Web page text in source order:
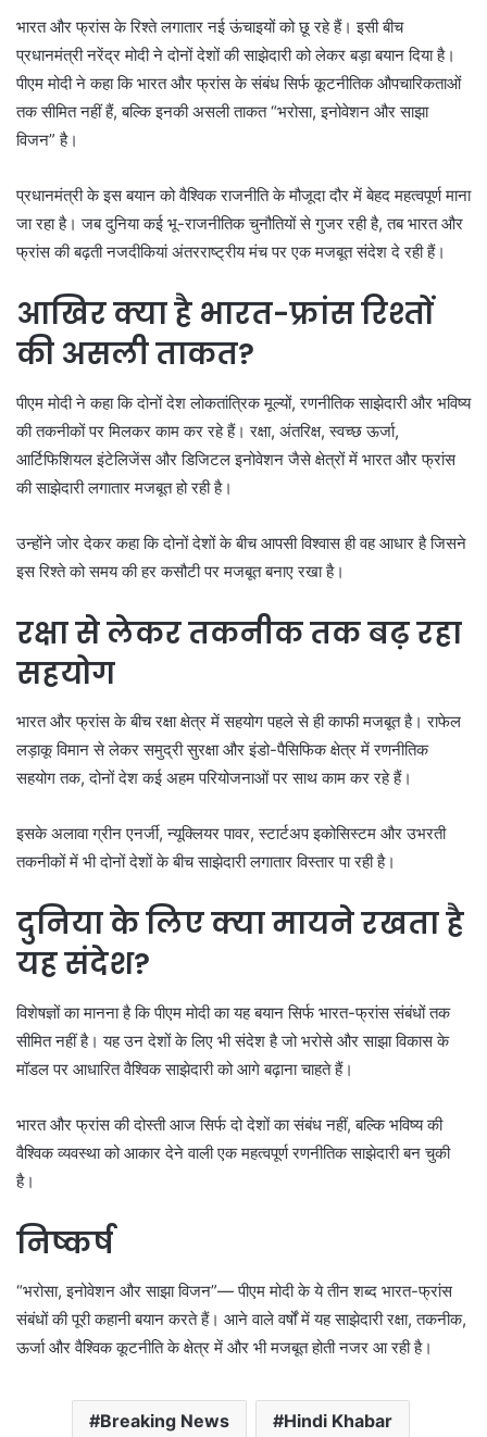
भारत और फ्रांस के रिश्ते लगातार नई ऊंचाइयों को छू रहे हैं। इसी बीच
प्रधानमंत्री नरेंद्र मोदी ने दोनों देशों की साझेदारी को लेकर बड़ा बयान दिया है।
पीएम मोदी ने कहा कि भारत और फ्रांस के संबंध सिर्फ कूटनीतिक औपचारिकताओं
तक सीमित नहीं हैं, बल्कि इनकी असली ताकत “भरोसा, इनोवेशन और साझा
विजन” है।
प्रधानमंत्री के इस बयान को वैश्विक राजनीति के मौजूदा दौर में बेहद महत्वपूर्ण माना
जा रहा है। जब दुनिया कई भू-राजनीतिक चुनौतियों से गुजर रही है, तब भारत और
फ्रांस की बढ़ती नजदीकियां अंतरराष्ट्रीय मंच पर एक मजबूत संदेश दे रही हैं।
आखिर क्या है भारत-फ्रांस रिश्तों
की असली ताकत?
पीएम मोदी ने कहा कि दोनों देश लोकतांत्रिक मूल्यों, रणनीतिक साझेदारी और भविष्य
की तकनीकों पर मिलकर काम कर रहे हैं। रक्षा, अंतरिक्ष, स्वच्छ ऊर्जा,
आर्टिफिशियल इंटेलिजेंस और डिजिटल इनोवेशन जैसे क्षेत्रों में भारत और फ्रांस
की साझेदारी लगातार मजबूत हो रही है।
उन्होंने जोर देकर कहा कि दोनों देशों के बीच आपसी विश्वास ही वह आधार है जिसने
इस रिश्ते को समय की हर कसौटी पर मजबूत बनाए रखा है।
रक्षा से लेकर तकनीक तक बढ़ रहा
सहयोग
भारत और फ्रांस के बीच रक्षा क्षेत्र में सहयोग पहले से ही काफी मजबूत है। राफेल
लड़ाकू विमान से लेकर समुद्री सुरक्षा और इंडो-पैसिफिक क्षेत्र में रणनीतिक
सहयोग तक, दोनों देश कई अहम परियोजनाओं पर साथ काम कर रहे हैं।
इसके अलावा ग्रीन एनर्जी, न्यूक्लियर पावर, स्टार्टअप इकोसिस्टम और उभरती
तकनीकों में भी दोनों देशों के बीच साझेदारी लगातार विस्तार पा रही है।
दुनिया के लिए क्या मायने रखता है
यह संदेश?
विशेषज्ञों का मानना है कि पीएम मोदी का यह बयान सिर्फ भारत-फ्रांस संबंधों तक
सीमित नहीं है। यह उन देशों के लिए भी संदेश है जो भरोसे और साझा विकास के
मॉडल पर आधारित वैश्विक साझेदारी को आगे बढ़ाना चाहते हैं।
भारत और फ्रांस की दोस्ती आज सिर्फ दो देशों का संबंध नहीं, बल्कि भविष्य की
वैश्विक व्यवस्था को आकार देने वाली एक महत्वपूर्ण रणनीतिक साझेदारी बन चुकी
है।
निष्कर्ष
“भरोसा, इनोवेशन और साझा विजन”— पीएम मोदी के ये तीन शब्द भारत-फ्रांस
संबंधों की पूरी कहानी बयान करते हैं। आने वाले वर्षों में यह साझेदारी रक्षा, तकनीक,
ऊर्जा और वैश्विक कूटनीति के क्षेत्र में और भी मजबूत होती नजर आ रही है।
Breaking News Hindi Khabar